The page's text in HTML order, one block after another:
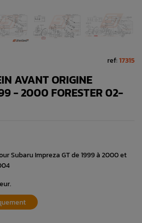
ref:17315
AVANT ORIGINE
- 2000 FORESTER 02-
Subaru Impreza GT de 1999 à 2000 et